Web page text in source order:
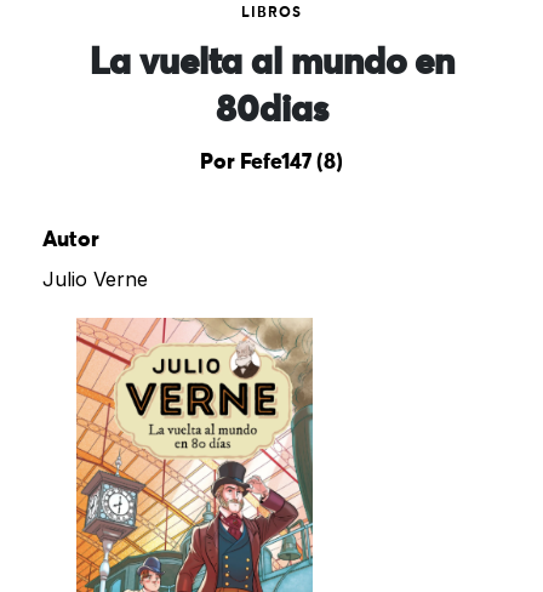
LIBROS
La vuelta al mundo en
80dias
Por Fefe147 (8)
Autor
Julio Verne